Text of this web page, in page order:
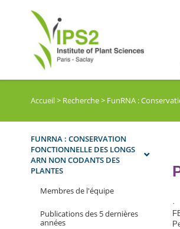
Accueil> Recherche> FunRNA :
·
FUNRNA : CONSERVATION
FONCTIONNELLE DES LONGS
ARN NON CODANTS DES
PLANTES
Membres de l'équipe
Publications des 5 dernières
années